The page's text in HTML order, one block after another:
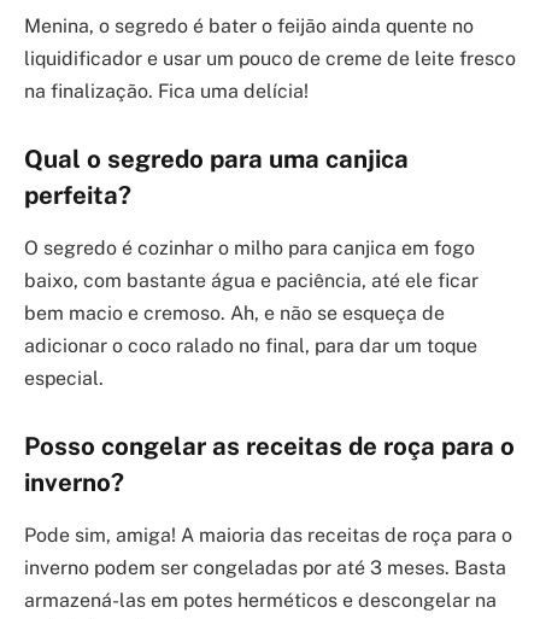
Menina, o segredo é bater o feijão ainda quente no
liquidificador e usar um pouco de creme de leite fresco
na finalização. Fica uma delícia!
Qual o segredo para uma canjica
perfeita?
O segredo é cozinhar o milho para canjica em fogo
baixo, com bastante água e paciência, até ele ficar
bem macio e cremoso. Ah, e não se esqueça de
adicionar o coco ralado no final, para dar um toque
especial.
Posso congelar as receitas de roça para o
inverno?
Pode sim, amiga! A maioria das receitas de roça para o
inverno podem ser congeladas por até 3 meses. Basta
armazená-las em potes herméticos e descongelar na